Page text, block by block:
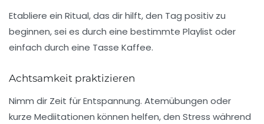
Etabliere ein Ritual, das dir hilft, den Tag positiv zu
beginnen, sei es durch eine bestimmte Playlist oder
einfach durch eine Tasse Kaffee.
Achtsamkeit praktizieren
Nimm dir Zeit fürEntspannung. Atemübungen oder
kurze Mediitationen können helfen, den Stress während